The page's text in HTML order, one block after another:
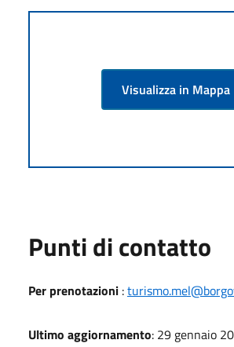
Visualizza in Mappa
Punti di contatto
Per prenotazioni :
Ultimo aggiornamento: 29 gennaio